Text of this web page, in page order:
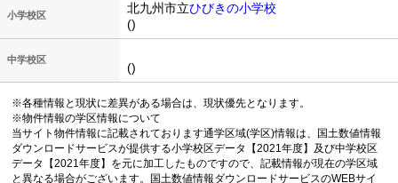
小学校区 北九州市立ひびきの小学校
()
中学校区
()
※各種情報と現状に差異がある場合は、現状優先となります。
※物件情報の学区情報について
当サイト物件情報に記載されております通学区域(学区)情報は、国土数値情報
ダウンロードサービスが提供する小学校区データ【2021年度】及び中学校区
データ【2021年度】を元に加工したものですので、記載情報が現在の学区域
と異なる場合がございます。国土数値情報ダウンロードサービスのWEBサイ